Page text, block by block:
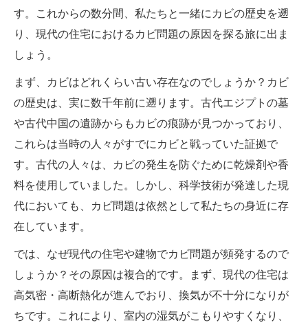
す。これからの数分間、私たちと一緒にカビの歴史を遡
り、現代の住宅におけるカビ問題の原因を探る旅に出ま
しょう。
まず、カビはどれくらい古い存在なのでしょうか？カビ
の歴史は、実に数千年前に遡ります。古代エジプトの墓
や古代中国の遺跡からもカビの痕跡が見つかっており、
これらは当時の人々がすでにカビと戦っていた証拠で
す。古代の人々は、カビの発生を防ぐために乾燥剤や香
料を使用していました。しかし、科学技術が発達した現
代においても、カビ問題は依然として私たちの身近に存
在しています。
では、なぜ現代の住宅や建物でカビ問題が頻発するので
しょうか？その原因は複合的です。まず、現代の住宅は
高気密・高断熱化が進んでおり、換気が不十分になりが
ちです。これにより、室内の湿気がこもりやすくなり、